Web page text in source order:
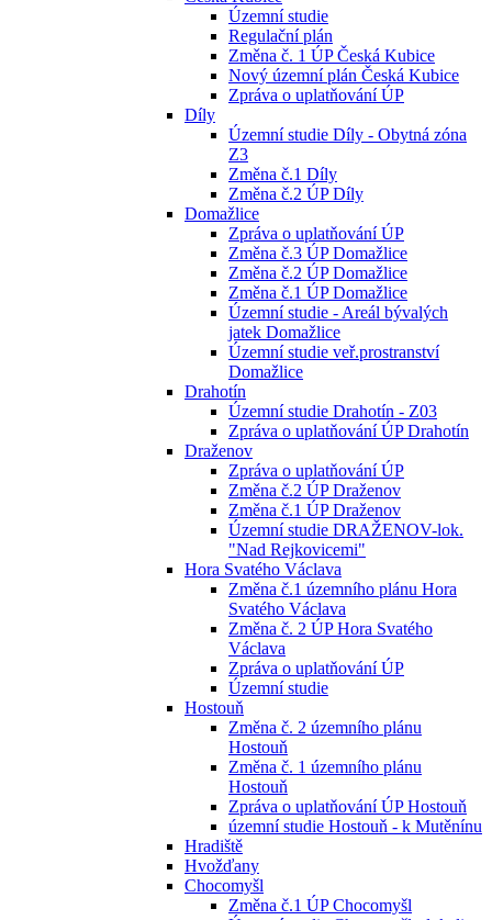
Územní studie
Regulační plán
Změna č. 1 ÚP Česká Kubice
Nový územní plán Česká Kubice
Zpráva o uplatňování ÚP
Díly
Územní studie Díly - Obytná zóna
Z3
Změna č.1 Díly
Změna č.2 ÚP Díly
Domažlice
Zpráva o uplatňování ÚP
Změna č.3 ÚP Domažlice
Změna č.2 ÚP Domažlice
Změna č.1 ÚP Domažlice
Územní studie - Areál bývalých
jatek Domažlice
Územní studie veř.prostranství
Domažlice
Drahotín
Územní studie Drahotín - Z03
Zpráva o uplatňování ÚP Drahotín
Draženov
Zpráva o uplatňování ÚP
Změna č.2 ÚP Draženov
Změna č.1 ÚP Draženov
Územní studie DRAŽENOV-lok.
"Nad Rejkovicemi"
Hora Svatého Václava
Změna č.1 územního plánu Hora
Svatého Václava
Změna č. 2 ÚP Hora Svatého
Václava
Zpráva o uplatňování ÚP
Územní studie
Hostouň
Změna č. 2 územního plánu
Hostouň
Změna č. 1 územního plánu
Hostouň
Zpráva o uplatňování ÚP Hostouň
územní studie Hostouň - k Mutěnínu
Hradiště
Hvožďany
Chocomyšl
Změna č.1 ÚP Chocomyšl